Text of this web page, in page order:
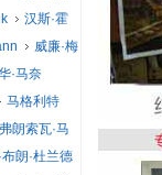
汉斯·霍
威廉·梅
·马奈
马格利特
弗朗索瓦·马
布朗·杜兰德